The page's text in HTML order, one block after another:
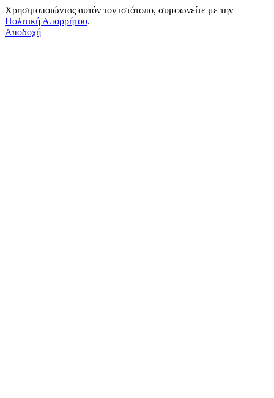
Χρησιμοποιώντας αυτόν τον ιστότοπο, συμφωνείτε με την
Πολιτική Απορρήτου.
Αποδοχή